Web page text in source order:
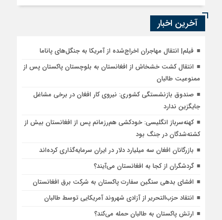
آخرین اخبار
فیلم| انتقال مهاجران اخراج‌شده از آمریکا به جنگل‌های پاناما
انتقال کشت خشخاش از افغانستان به بلوچستان پاکستان پس از
ممنوعیت طالبان
صندوق بازنشستگی کشوری: نیروی کار افغان در برخی مشاغل
جایگزین ندارد
کهنه‌سرباز انگلیسی: خودکشی هم‌رزمانم پس از افغانستان بیش از
کشته‌شدگان در جنگ بود
بازرگانان افغان سه میلیارد دلار در ایران سرمایه‌گذاری کرده‌اند
گردشگران از کجا به افغانستان می‌آیند؟
افشای بدهی سنگین سفارت پاکستان به شرکت برق افغانستان
انتقاد حزب‌التحریر از آزادی شهروند آمریکایی توسط طالبان
ارتش پاکستان به طالبان حمله می‌کند؟